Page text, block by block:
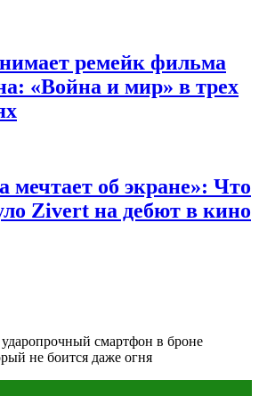
ремейк фильма
«Война и мир» в трех
об экране»: Что
Zivert на дебют в кино
ударопрочный смартфон в броне
не боится даже огня